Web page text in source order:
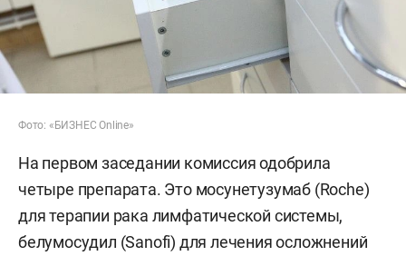
Фото: «БИЗНЕС Online»
На первом заседании комиссия одобрила
четыре препарата. Это мосунетузумаб (Roche)
для терапии рака лимфатической системы,
белумосудил (Sanofi) для лечения осложнений